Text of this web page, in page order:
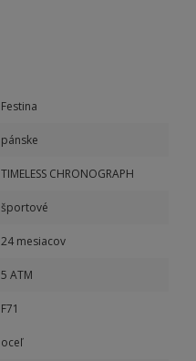
Festina
pánske
TIMELESS CHRONOGRAPH
športové
24 mesiacov
5 ATM
F71
oceľ